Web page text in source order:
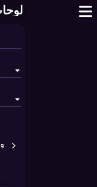
مجانية بأسلوب